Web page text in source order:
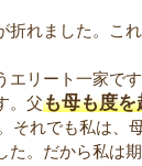
折れました。こ
エリート一家で
。父も母も度
それでも私は、
た。だから私は